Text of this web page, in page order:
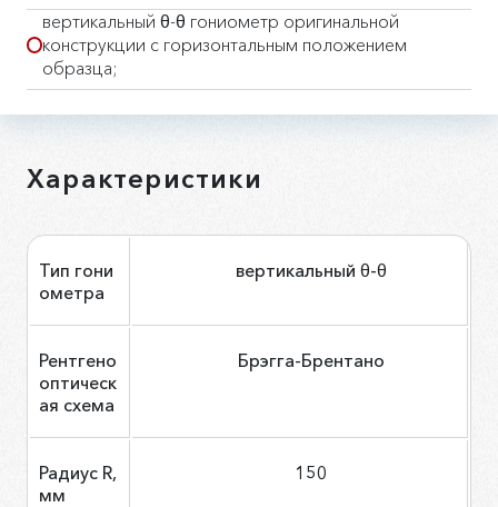
вертикальный θ-θ гониометр оригинальной
конструкции с горизонтальным положением
образца;
Характеристики
Тип гони
ометра
вертикальный θ-θ
Рентгено
оптическ
ая схема
Брэгга-Брентано
Радиус R,
мм
150